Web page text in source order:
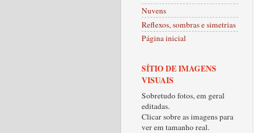
Nuvens
Reflexos, sombras e simetrias
Página inicial
SÍTIO DE IMAGENS
VISUAIS
Sobretudo fotos, em geral
editadas.
Clicar sobre as imagens para
ver em tamanho real.